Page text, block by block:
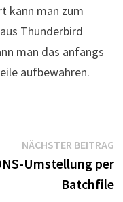
kann man zum
Thunderbird
man das anfangs
aufbewahren.
NÄCHSTER BEITRAG
Umstellung per
Batchfile